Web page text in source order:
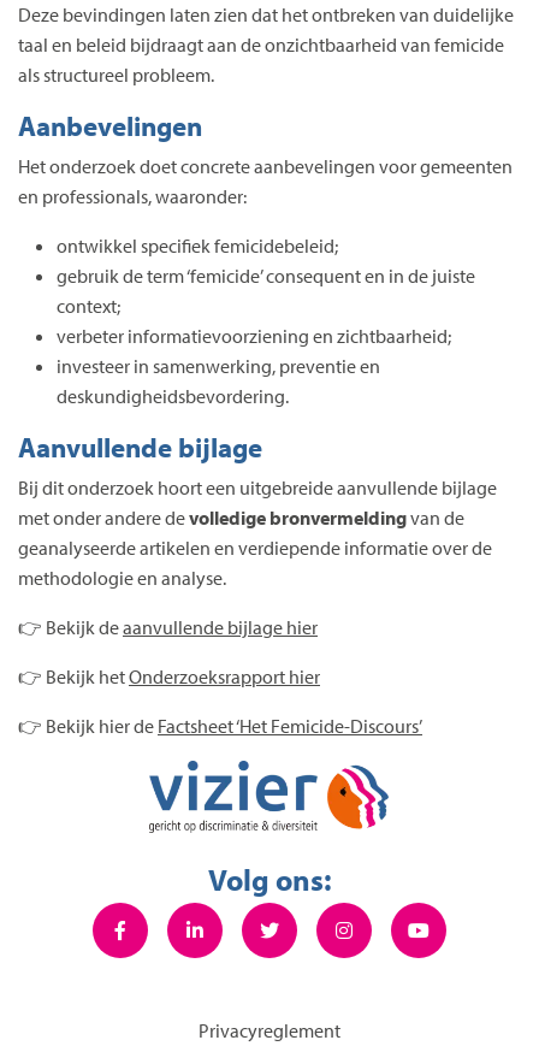
Deze bevindingen laten zien dat het ontbreken van duidelijke
taal en beleid bijdraagt aan de onzichtbaarheid van femicide
als structureel probleem.
Aanbevelingen
Het onderzoek doet concrete aanbevelingen voor gemeenten
en professionals, waaronder:
ontwikkel specifiek femicidebeleid;
gebruik de term ‘femicide’ consequent en in de juiste
context;
verbeter informatievoorziening en zichtbaarheid;
investeer in samenwerking, preventie en
deskundigheidsbevordering.
Aanvullende bijlage
Bij dit onderzoek hoort een uitgebreide aanvullende bijlage
met onder andere devolledige bronvermeldingvan de
geanalyseerde artikelen en verdiepende informatie over de
methodologie en analyse.
👉 Bekijk deaanvullende bijlage hier
👉 Bekijk hetOnderzoeksrapport hier
👉 Bekijk hier de Factsheet ‘Het Femicide-Discours’
Volg ons:
Privacyreglement